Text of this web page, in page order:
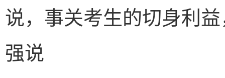
说，事关考生的切身利
强说